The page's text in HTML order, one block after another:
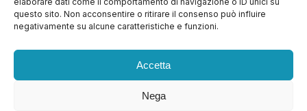
questo sito. Non acconsentire o ritirare il consenso può influire
negativamente su alcune caratteristiche e funzioni.
Accetta
Nega
Cookie Policy
Termini e Condizioni